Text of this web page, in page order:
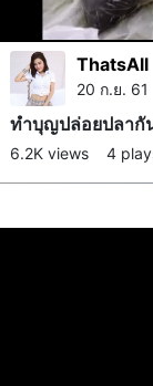
ThatsAll
20 ก.ย.
ทำบุญปล่อยปลากั
6.2K views 4